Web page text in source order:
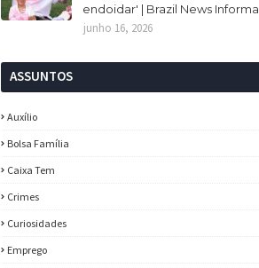
endoidar' | Brazil News Informa
junho 16, 2026
ASSUNTOS
Auxílio
Bolsa Família
Caixa Tem
Crimes
Curiosidades
Emprego